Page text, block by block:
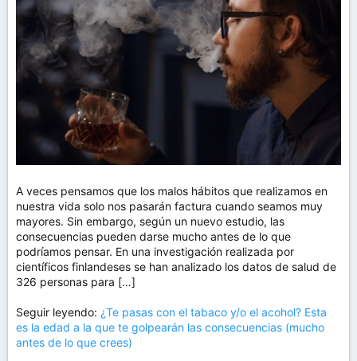
m
A veces pensamos que los malos hábitos que realizamos en
nuestra vida solo nos pasarán factura cuando seamos muy
mayores. Sin embargo, según un nuevo estudio, las
consecuencias pueden darse mucho antes de lo que
podríamos pensar. En una investigación realizada por
científicos finlandeses se han analizado los datos de salud de
326 personas para […]
Seguir leyendo: ¿Te pasas con el tabaco y/o el acohol? Esta
es la edad a la que te golpearán las consecuencias (mucho
antes de lo que crees)